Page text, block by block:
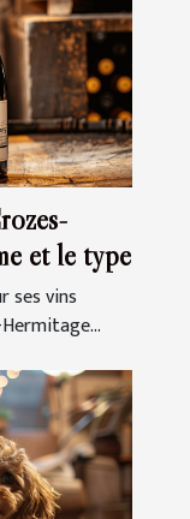
et le type
ses vins